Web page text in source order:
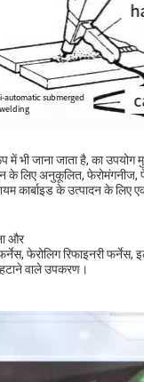
में भी जाना जाता है, का
लिए अनुकूलित, फेरोमंगनीज,
कार्बाइड के उत्पादन के लिए
और
फेरोलिग रिफाइनरी
वाले उपकरण।